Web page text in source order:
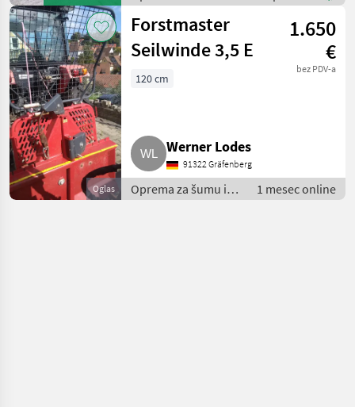
Sumarske
Strojeve
Forstmaster
IZABERITE
KATEGORIJU
Forstmaster
Holzknecht
Tajfun
za šumu i
obradu
drveta /
Forstmaster
Oglas
Forstmaster
Seilwinde 3,5 E
1.650
€
bez PDV-a
120 cm
Werner Lodes
91322 Gräfenberg
Oprema za šumu i
obradu drveta / Vitla
1 mesec online